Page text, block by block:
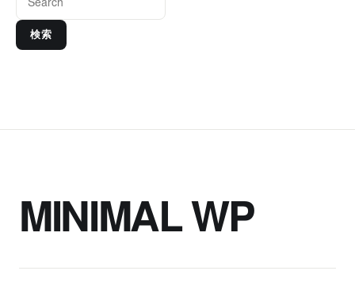
検索
MINIMAL WP